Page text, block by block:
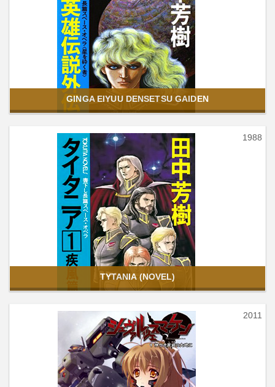
GINGA EIYUU DENSETSU GAIDEN
1988
TYTANIA (NOVEL)
2011